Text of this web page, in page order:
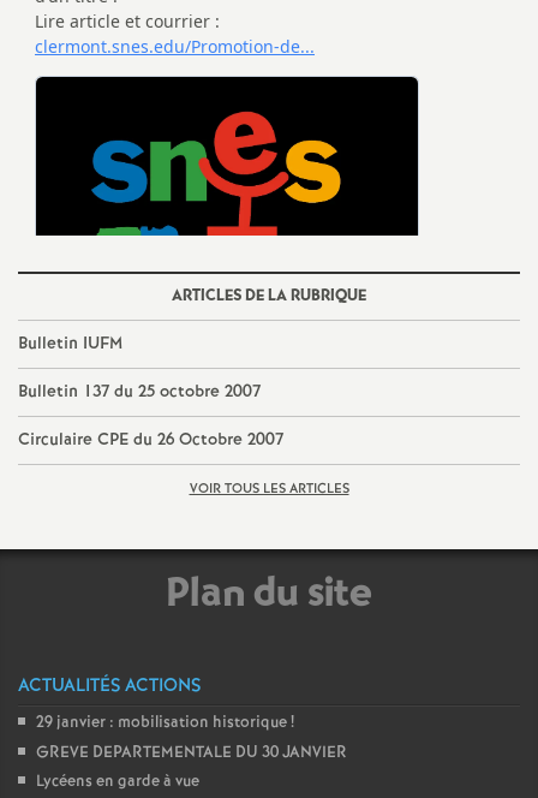
e
n
t
s
d
e
c
ARTICLES DE LA RUBRIQUE
Bulletin IUFM
Bulletin 137 du 25 octobre 2007
Circulaire CPE du 26 Octobre 2007
VOIR TOUS LES ARTICLES
Plan du site
ACTUALITÉS ACTIONS
29 janvier : mobilisation historique!
GREVE DEPARTEMENTALE DU 30 JANVIER
Lycéens en garde à vue